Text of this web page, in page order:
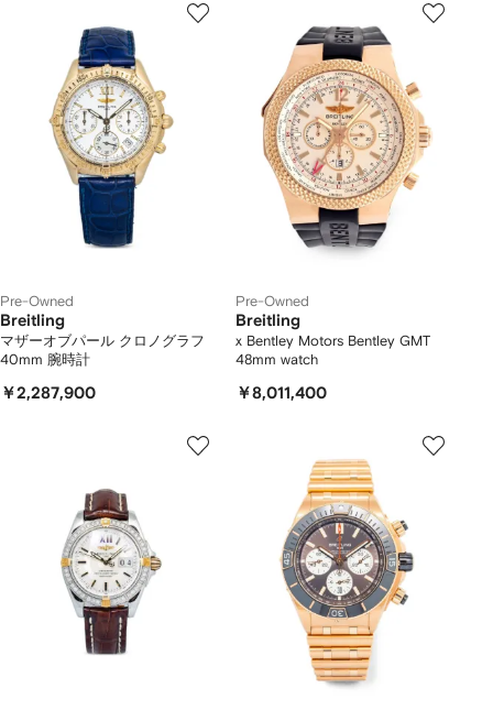
Pre-Owned
Breitling
マザーオブパール クロノグラフ
40mm 腕時計
￥2,287,900
Pre-Owned
Breitling
x Bentley Motors Bentley GMT
48mm watch
￥8,011,400